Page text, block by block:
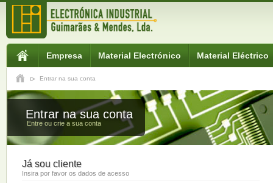
Empresa Material Electrónico Material Eléctrico
Entrar na sua conta
Entrar na sua conta
Entre ou crie a sua conta
Já sou cliente
Insira por favor os dados de acesso